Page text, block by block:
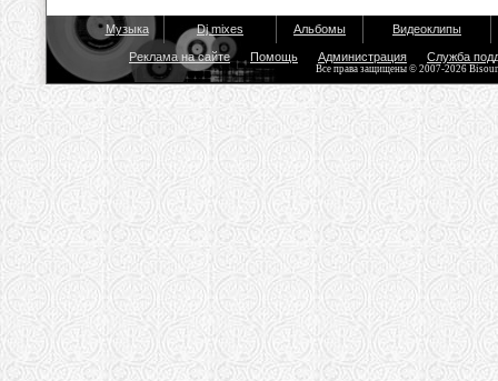
Музыка Dj mixes Альбомы Видеоклипы
Реклама на сайте Помощь Администрация Служба
Все права защищены © 2007-2026